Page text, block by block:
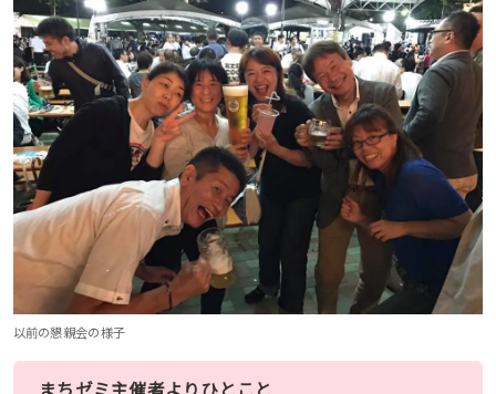
以前の懇親会の様子
まちゼミ主催者よりひとこと